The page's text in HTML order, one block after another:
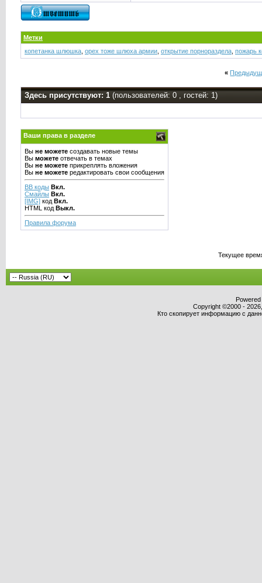
Метки
копетанка шлюшка, орех тоже шлюха армии, открытие порнораздела, пожарь
«
Здесь присутствуют: 1 (пользователей: 0 , гостей: 1)
Ваши права в разделе
Вы не можетесоздавать новые темы
Вы можетеотвечать в темах
Вы не можетеприкреплять вложения
Вы не можетередактировать свои сообщения
BB коды Вкл.
Смайлы Вкл.
[IMG]код Вкл.
HTML код Выкл.
Правила форума
Текущее
Copyright ©2000 -
Кто скопирует информацию с